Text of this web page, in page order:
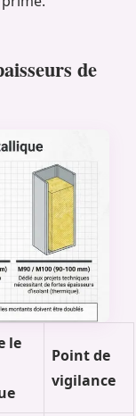
de
le
Point de
vigilance